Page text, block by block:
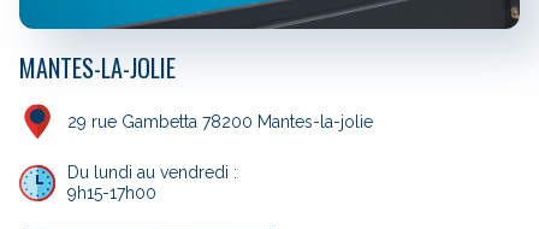
MANTES-LA-JOLIE
29 rue Gambetta 78200 Mantes-la-jolie
Du lundi au vendredi :
9h15-17h00